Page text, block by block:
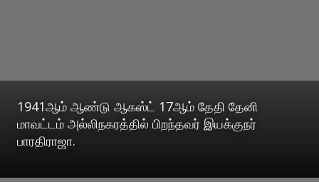
1941ஆம் ஆண்டு ஆகஸ்ட் 17ஆம் தேதி தேனி
மாவட்டம் அல்லிநகரத்தில் பிறந்தவர் இயக்குநர்
பாரதிராஜா.